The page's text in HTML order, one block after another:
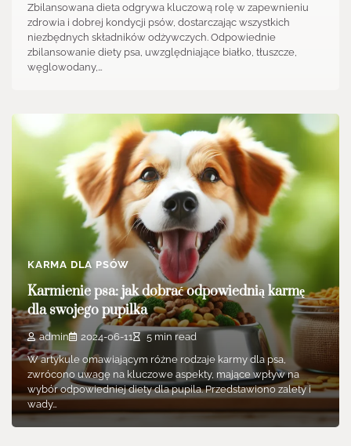
Zbilansowana dieta odgrywa kluczową rolę w zapewnieniu
zdrowia i dobrej kondycji psów, dostarczając wszystkich
niezbędnych składników odżywczych. Odpowiednie
zbilansowanie diety psa, uwzględniające białko, tłuszcze,
węglowodany,…
KARMA DLA PSÓW
Karmienie psa: jak dobrać odpowiednią karmę
dla swojego pupilka
admin 2024-06-11
5 min read
W artykule omawiającym różne rodzaje karmy dla psa,
zwrócono uwagę na kluczowe aspekty, mające wpływ na
wybór odpowiedniej diety dla pupila. Przedstawiono zalety i
wady…